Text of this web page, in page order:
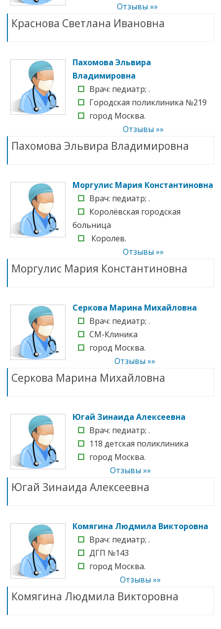
Отзывы »»
Краснова Светлана Ивановна
Пахомова Эльвира
Владимировна
☐ Врач: педиатр; .
☐ Городская поликлиника №219
☐ город Москва.
Отзывы »»
Пахомова Эльвира Владимировна
Моргулис Мария Константиновна
☐ Врач: педиатр; .
☐ Королёвская городская
больница
☐
Королев.
Отзывы »»
Моргулис Мария Константиновна
Серкова Марина Михайловна
☐ Врач: педиатр; .
☐ СМ-Клиника
☐ город Москва.
Отзывы »»
Серкова Марина Михайловна
Югай Зинаида Алексеевна
☐ Врач: педиатр; .
☐ 118 детская поликлиника
☐ город Москва.
Отзывы »»
Югай Зинаида Алексеевна
Комягина Людмила Викторовна
☐ Врач: педиатр; .
☐ ДГП №143
☐ город Москва.
Отзывы »»
Комягина Людмила Викторовна